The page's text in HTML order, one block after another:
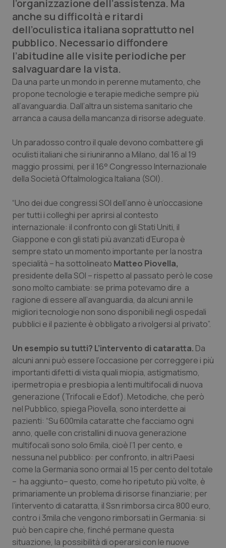
Professionisti Sanitari.AI
Abruzzo
Basilicata
Calabria
Campania
Emilia-Romagna
Friuli Venezia Giulia
Liguria
Lombardia
Marche
Molise
Piemonte
Provincia Autonoma di Bolzano
Provincia Autonoma di Trento
Puglia
Sardegna
Sicilia
Toscana
Umbria
Valle D’Aosta
QS Pro Gold
Artrite & artrosi
Asma & BPCO
Car-T
Colesterolo & coronaropatie
Dermatite Atopica
Disturbi dell’umore
Dolore
Donna & Salute
Epatiti
HIV
Infezioni & Febbre
Ipertensione & Scompenso
Malattie rare
Malattia di Crohn & Rettocolite Ulcerosa
Neuroscienze & patologie neurodegenerative
Obesità
Oftalmologia
Oncodermatologia
QS Club Newsletter
l’organizzazione dell’assistenza. Ma
anche su difficoltà e ritardi
dell’oculistica italiana soprattutto nel
pubblico. Necessario diffondere
l’abitudine alle visite periodiche per
salvaguardare la vista.
Da una parte un mondo in perenne mutamento, che
propone tecnologie e terapie mediche sempre più
all’avanguardia. Dall’altra un sistema sanitario che
arranca a causa della mancanza di risorse adeguate.
Un paradosso contro il quale devono combattere gli
oculisti italiani che si riuniranno a Milano, dal 16 al 19
maggio prossimi, per il 16° Congresso Internazionale
della Società Oftalmologica Italiana (SOI).
“Uno dei due congressi SOI dell’anno è un’occasione
per tutti i colleghi per aprirsi al contesto
internazionale: il confronto con gli Stati Uniti, il
Giappone e con gli stati più avanzati d’Europa è
sempre stato un momento importante per la nostra
specialità – ha sottolineato Matteo Piovella,
presidente della SOI – rispetto al passato però le cose
sono molto cambiate: se prima potevamo dire a
ragione di essere all’avanguardia, da alcuni anni le
migliori tecnologie non sono disponibili negli ospedali
pubblici e il paziente è obbligato a rivolgersi al privato”.
Un esempio su tutti? L’intervento di cataratta. Da
alcuni anni può essere l’occasione per correggere i più
importanti difetti di vista quali miopia, astigmatismo,
ipermetropia e presbiopia a lenti multifocali di nuova
generazione (Trifocali e Edof). Metodiche, che però
nel Pubblico, spiega Piovella, sono interdette ai
pazienti: “Su 600mila cataratte che facciamo ogni
anno, quelle con cristallini di nuova generazione
multifocali sono solo 6mila, cioè l’1 per cento, e
nessuna nel pubblico: per confronto, in altri Paesi
come la Germania sono ormai al 15 per cento del totale
– ha aggiunto– questo, come ho ripetuto più volte, è
primariamente un problema di risorse finanziarie; per
l’intervento di cataratta, il Ssn rimborsa circa 800 euro,
contro i 3mila che vengono rimborsati in Germania: si
può ben capire che, finché permane questa
situazione, la possibilità di operarsi con le nuove